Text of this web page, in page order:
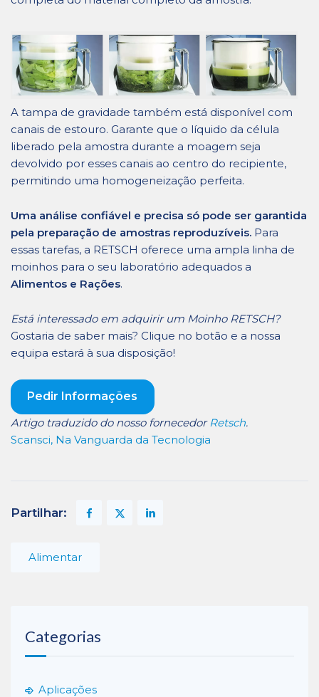
A tampa de gravidade também está disponível com
canais de estouro. Garante que o líquido da célula
liberado pela amostra durante a moagem seja
devolvido por esses canais ao centro do recipiente,
permitindo uma homogeneização perfeita.
Uma análise confiável e precisa só pode ser garantida
pela preparação de amostras reproduzíveis. Para
essas tarefas, a RETSCH oferece uma ampla linha de
moinhos para o seu laboratório adequados a
Alimentos e Rações.
Está interessado em adquirir um Moinho RETSCH?
Gostaria de saber mais? Clique no botão e a nossa
equipa estará à sua disposição!
Pedir Informações
Artigo traduzido do nosso fornecedorRetsch.
Scansci, Na Vanguarda da Tecnologia
Partilhar:
Alimentar
Categorias
Aplicações